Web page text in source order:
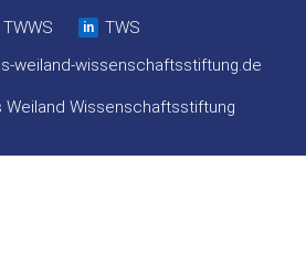
TWWS in TWS
weiland-wissenschaftsstiftung.de
Wissenschaftsstiftung